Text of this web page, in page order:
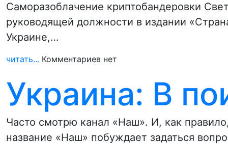
Саморазоблачение криптобандеровки
руководящей должности в издании
Украине,…
читать... Комментариев нет
Украина: В
Часто смотрю канал «Наш». И, как
название «Наш» побуждает задаться